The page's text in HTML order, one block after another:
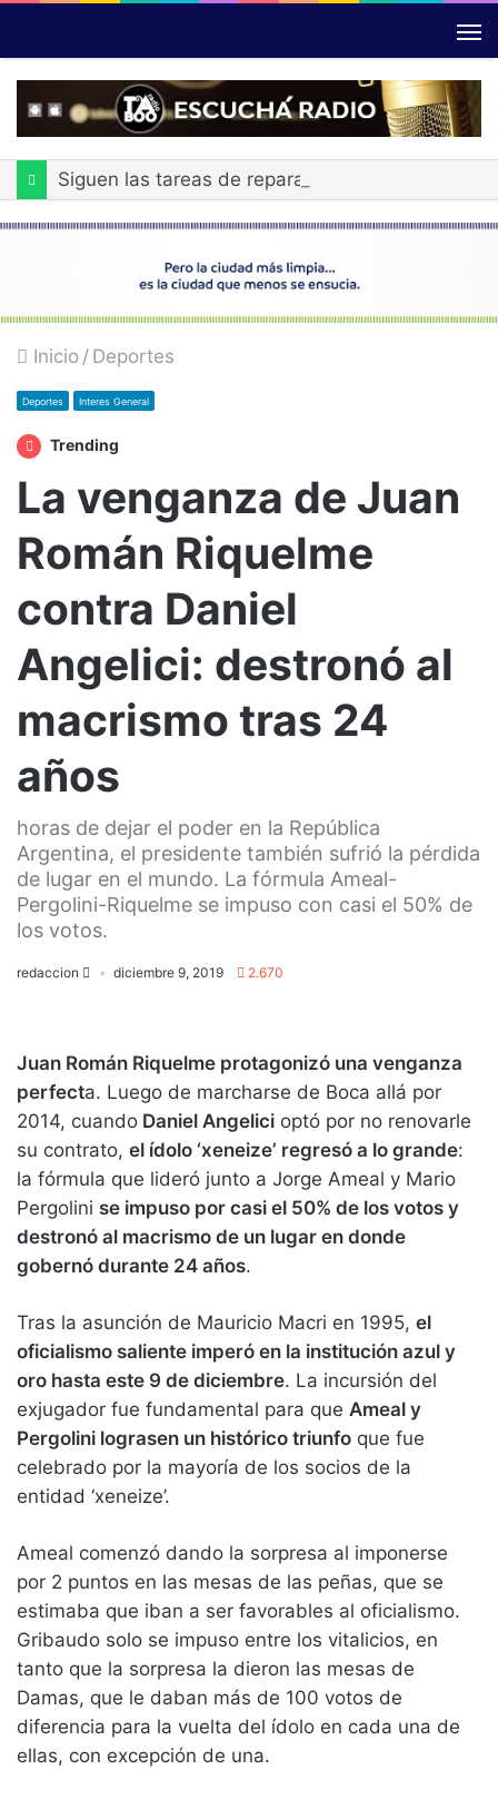
Inicio / Deportes
Deportes Interes General
Trending
La venganza de Juan
Román Riquelme
contra Daniel
Angelici: destronó al
macrismo tras 24
años
horas de dejar el poder en la República
Argentina, el presidente también sufrió la pérdida
de lugar en el mundo. La fórmula Ameal-
Pergolini-Riquelme se impuso con casi el 50% de
los votos.
redaccion diciembre 9, 2019 2.670
Juan Román Riquelme protagonizó una venganza
perfecta. Luego de marcharse de Boca allá por
2014, cuando Daniel Angelici optó por no renovarle
su contrato, el ídolo ‘xeneize’ regresó a lo grande:
la fórmula que lideró junto a Jorge Ameal y Mario
Pergolini se impuso por casi el 50% de los votos y
destronó al macrismo de un lugar en donde
gobernó durante 24 años.
Tras la asunción de Mauricio Macri en 1995, el
oficialismo saliente imperó en la institución azul y
oro hasta este 9 de diciembre. La incursión del
exjugador fue fundamental para que Ameal y
Pergolini lograsen un histórico triunfo que fue
celebrado por la mayoría de los socios de la
entidad ‘xeneize’.
Ameal comenzó dando la sorpresa al imponerse
por 2 puntos en las mesas de las peñas, que se
estimaba que iban a ser favorables al oficialismo.
Gribaudo solo se impuso entre los vitalicios, en
tanto que la sorpresa la dieron las mesas de
Damas, que le daban más de 100 votos de
diferencia para la vuelta del ídolo en cada una de
ellas, con excepción de una.